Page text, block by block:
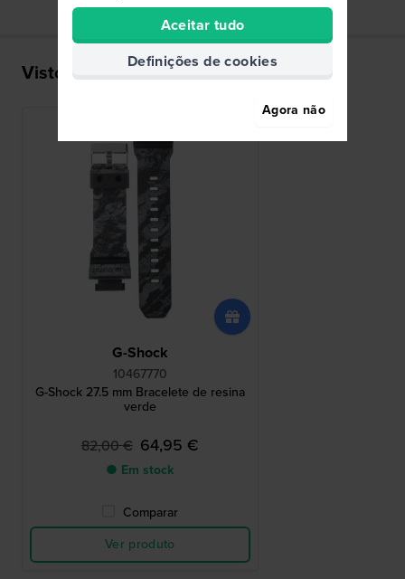
Visto recentemente
G-Shock
10467770
G-Shock 27.5 mm Bracelete de resina
verde
82,00 € 64,95 €
● Em stock
Comparar
Ver produto
Aceitar tudo
Definições de cookies
Agora não